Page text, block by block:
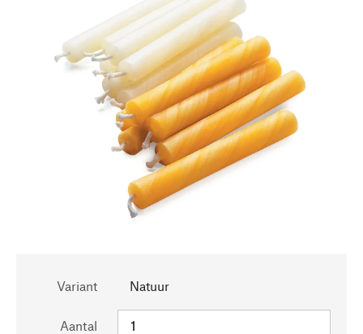
Variant Natuur
Aantal